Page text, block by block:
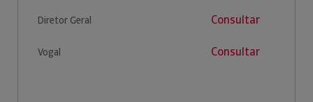
Diretor Geral Consultar
Vogal Consultar